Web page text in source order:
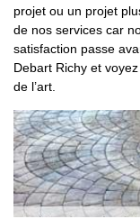
projet ou un projet
de nos services car
satisfaction passe
Debart Richy et
de l’art.